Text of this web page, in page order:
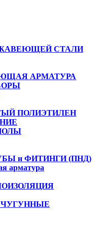
СТАЛИ
АРМАТУРА
ПОЛИЭТИЛЕН
и ФИТИНГИ (ПНД)
арматура